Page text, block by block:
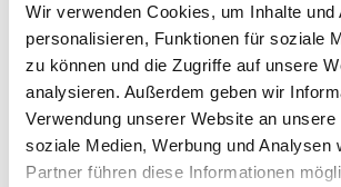
Wir verwenden Cookies, um Inhalte und
personalisieren, Funktionen für soziale
zu können und die Zugriffe auf unsere
analysieren. Außerdem geben wir
Verwendung unserer Website an
soziale Medien, Werbung und Analysen
Partner führen diese Informationen